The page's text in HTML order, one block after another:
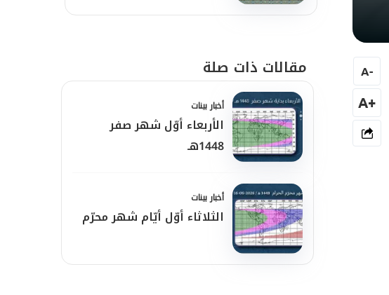
-
A
+A
مقالات ذات صلة
أخبار بينات
الأربعاء أوّل شهر صفر
1448هـ
أخبار بينات
الثلاثاء أوّل أيّام شهر محرّم